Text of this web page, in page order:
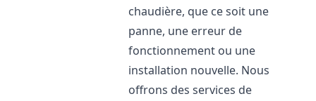
chaudière, que ce soit une
panne, une erreur de
fonctionnement ou une
installation nouvelle. Nous
offrons des services de